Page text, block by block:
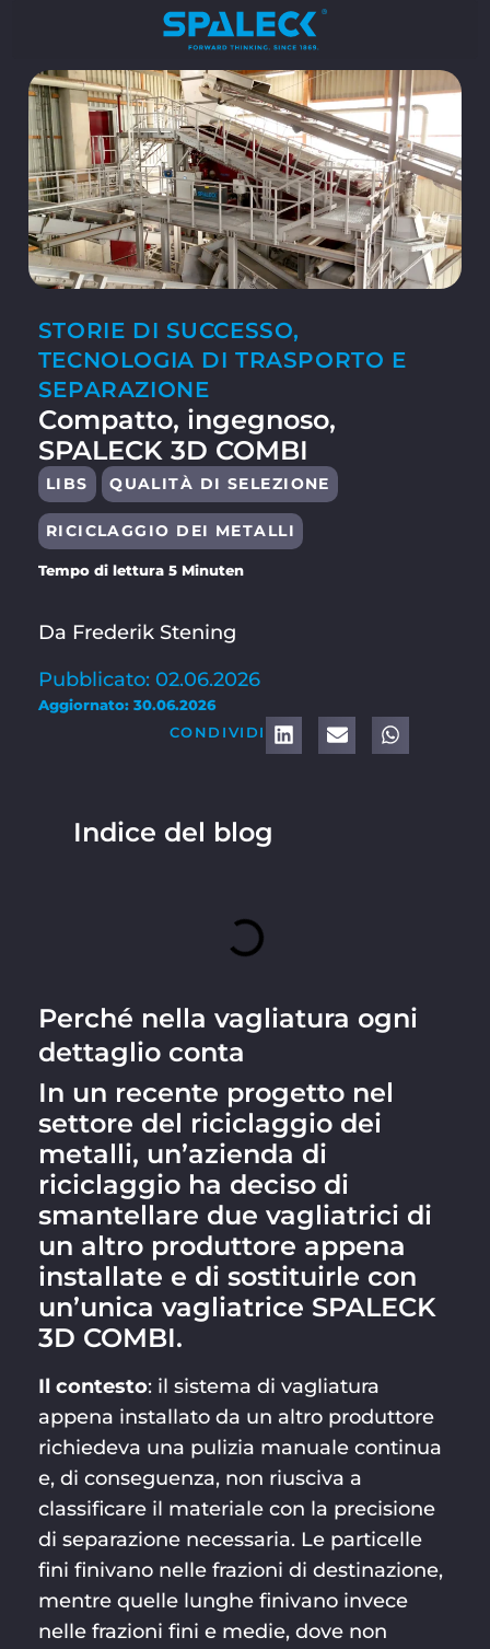
STORIE DI SUCCESSO,
TECNOLOGIA DI TRASPORTO E
SEPARAZIONE
Compatto, ingegnoso,
SPALECK 3D COMBI
LIBS QUALITÀ DI SELEZIONE
RICICLAGGIO DEI METALLI
Tempo di lettura 5 Minuten
Da Frederik Stening
Pubblicato: 02.06.2026
Aggiornato: 30.06.2026
CONDIVIDI
Indice del blog
Perché nella vagliatura ogni
dettaglio conta
In un recente progetto nel
settore del riciclaggio dei
metalli, un’azienda di
riciclaggio ha deciso di
smantellare due vagliatrici di
un altro produttore appena
installate e di sostituirle con
un’unica vagliatrice SPALECK
3D COMBI.
Il contesto: il sistema di vagliatura
appena installato da un altro produttore
richiedeva una pulizia manuale continua
e, di conseguenza, non riusciva a
classificare il materiale con la precisione
di separazione necessaria. Le particelle
fini finivano nelle frazioni di destinazione,
mentre quelle lunghe finivano invece
nelle frazioni fini e medie, dove non